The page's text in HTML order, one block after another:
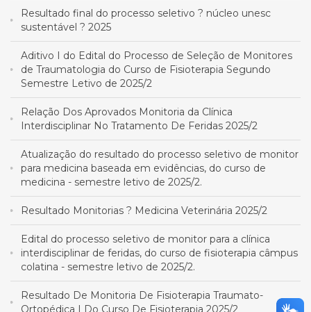
Resultado final do processo seletivo ? núcleo unesc
sustentável ? 2025
Aditivo I do Edital do Processo de Seleção de Monitores
de Traumatologia do Curso de Fisioterapia Segundo
Semestre Letivo de 2025/2
Relação Dos Aprovados Monitoria da Clínica
Interdisciplinar No Tratamento De Feridas 2025/2
Atualização do resultado do processo seletivo de monitor
para medicina baseada em evidências, do curso de
medicina - semestre letivo de 2025/2.
Resultado Monitorias ? Medicina Veterinária 2025/2
Edital do processo seletivo de monitor para a clínica
interdisciplinar de feridas, do curso de fisioterapia câmpus
colatina - semestre letivo de 2025/2.
Resultado De Monitoria De Fisioterapia Traumato-
Ortopédica I Do Curso De Fisioterapia 2025/2